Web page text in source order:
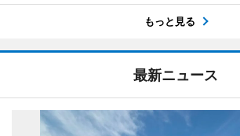
もっと見る
最新ニュース